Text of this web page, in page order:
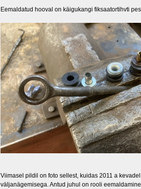
Eemaldatud hooval on käigukangi fiksaatortihvti
Viimasel pildil on foto sellest, kuidas 2011 a
väljanägemisega. Antud juhul on rooli